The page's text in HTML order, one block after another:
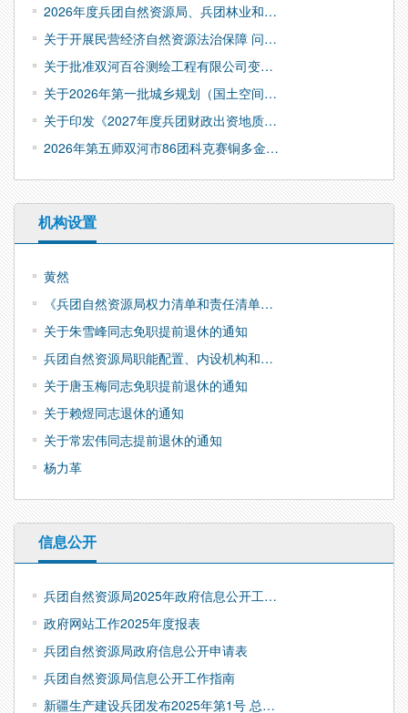
2026年度兵团自然资源局、兵团林业和…
关于开展民营经济自然资源法治保障 问…
关于批准双河百谷测绘工程有限公司变…
关于2026年第一批城乡规划（国土空间…
关于印发《2027年度兵团财政出资地质…
2026年第五师双河市86团科克赛铜多金…
机构设置
黄然
《兵团自然资源局权力清单和责任清单…
关于朱雪峰同志免职提前退休的通知
兵团自然资源局职能配置、内设机构和…
关于唐玉梅同志免职提前退休的通知
关于赖煜同志退休的通知
关于常宏伟同志提前退休的通知
杨力革
信息公开
兵团自然资源局2025年政府信息公开工…
政府网站工作2025年度报表
兵团自然资源局政府信息公开申请表
兵团自然资源局信息公开工作指南
新疆生产建设兵团发布2025年第1号 总…